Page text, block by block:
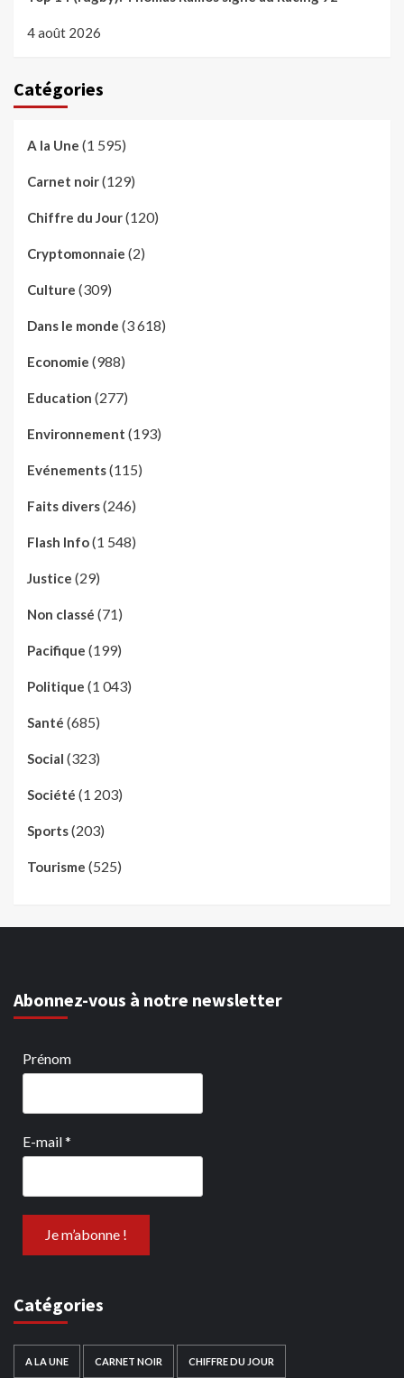
4 août 2026
Catégories
A la Une (1 595)
Carnet noir(129)
Chiffre du Jour(120)
Cryptomonnaie (2)
Culture (309)
Dans le monde (3 618)
Economie (988)
Education (277)
Environnement (193)
Evénements(115)
Faits divers(246)
Flash Info(1 548)
Justice (29)
Non classé (71)
Pacifique (199)
Politique (1 043)
Santé (685)
Social (323)
Société (1 203)
Sports(203)
Tourisme (525)
Abonnez-vous à notre newsletter
Prénom
E-mail*
Catégories
A LA UNE CARNET NOIR CHIFFRE DU JOUR